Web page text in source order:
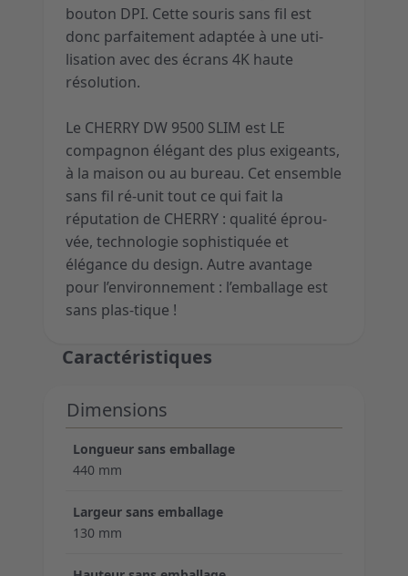
bouton DPI. Cette souris sans fil est
donc parfaitement adaptée à une uti-
lisation avec des écrans 4K haute
résolution.
Le CHERRY DW 9500 SLIM est LE
compagnon élégant des plus exigeants,
à la maison ou au bureau. Cet ensemble
sans fil ré-unit tout ce qui fait la
réputation de CHERRY : qualité éprou-
vée, technologie sophistiquée et
élégance du design. Autre avantage
pour l’environnement : l’emballage est
sans plas-tique !
Caractéristiques
Dimensions
Longueur sans emballage
440 mm
Largeur sans emballage
130 mm